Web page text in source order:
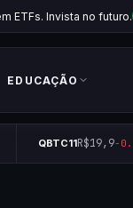
ETFs. Invista no futuro.
EDUCAÇÃO
QBTC11R$19,9 -